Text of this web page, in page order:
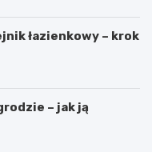
łazienkowy – krok
– jak ją